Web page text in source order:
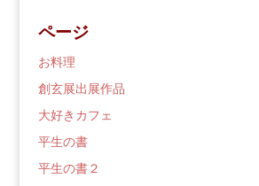
ロ
グ
ページ
お料理
創玄展出展作品
大好きカフェ
平生の書
平生の書２